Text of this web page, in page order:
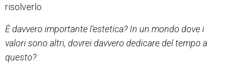
risolverlo.
È davvero importante l’estetica? In un mondo dove i
valori sono altri, dovrei davvero dedicare del tempo a
questo?